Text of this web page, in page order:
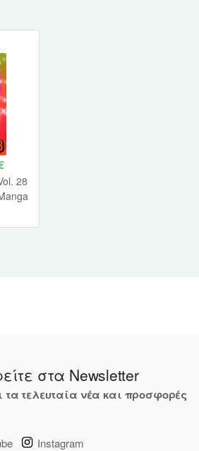
28
στα Newsletter
τα τελευταία νέα και προσφορές
Instagram